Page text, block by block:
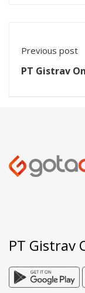
Previous post
PT Gistrav
PT Gistrav